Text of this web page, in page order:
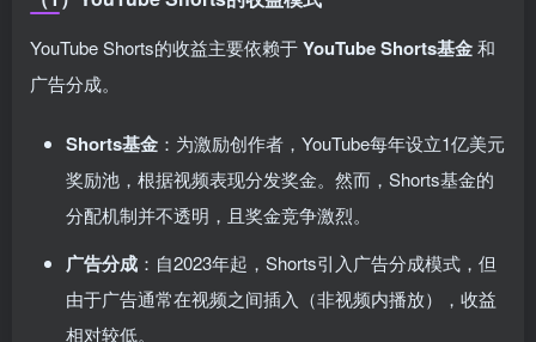
YouTube Shorts的收益主要依赖于YouTube Shorts基金和
广告分成。
Shorts基金 ：为激励创作者，YouTube每年设立1亿美元
奖励池，根据视频表现分发奖金。然而，Shorts基金的
分配机制并不透明，且奖金竞争激烈。
广告分成 ：自2023年起，Shorts引入广告分成模式，但
由于广告通常在视频之间插入（非视频内播放），收益
相对较低。